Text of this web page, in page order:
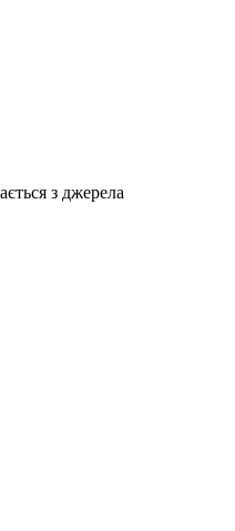
з джерела